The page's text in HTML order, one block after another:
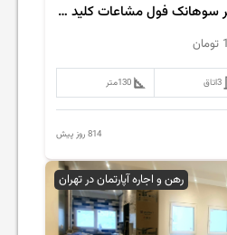
فروش آپارتمان 130 متر سوهانک فول مشاعات کلید نخورده
تومان
3اتاق 130متر
814 روز پیش
رهن و اجاره آپارتمان در تهران